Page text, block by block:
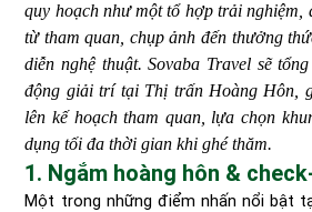
quy hoạch như một tổ hợp trải nghiệm,
từ tham quan, chụp ảnh đến thưởng
diễn nghệ thuật. Sovaba Travel sẽ
động giải trí tại Thị trấn Hoàng Hôn,
lên kế hoạch tham quan, lựa chọn
dụng tối đa thời gian khi ghé thăm.
1. Ngắm hoàng hôn &
Một trong những điểm nhấn nổi bật